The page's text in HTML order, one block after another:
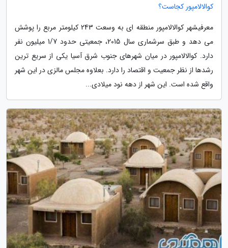
کوالالامپور کجاست؟
معرفیشهر کوالالامپور منطقه ای به وسعت 243 کیلومتر مربع را پوشش
می دهد و طبق سرشماری سال 2015، جمعیتی حدود 1/7 میلیون نفر
دارد. کوالالامپور در میان شهرهای جنوب شرق آسیا یکی از سریع ترین
رشدها از نظر جمعیت و اقتصاد را دارد. بعلاوه مجلس مالزی در این شهر
واقع شده است. این شهر از دهه نود میلادی...